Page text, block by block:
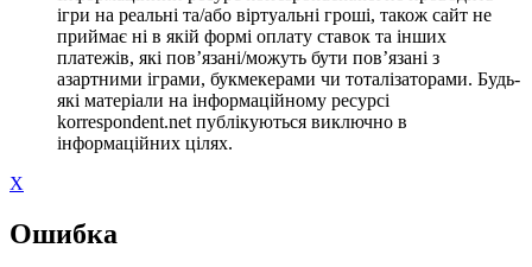
ігри на реальні та/або віртуальні гроші, також сайт не
приймає ні в якій формі оплату ставок та інших
платежів, які пов’язані/можуть бути пов’язані з
азартними іграми, букмекерами чи тоталізаторами. Будь-
які матеріали на інформаційному ресурсі
korrespondent.net публікуються виключно в
інформаційних цілях.
X
Ошибка